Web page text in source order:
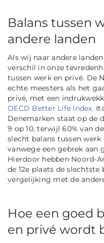
Balans tussen
andere landen
Als wij naar andere
verschil in onze
tussen werk en privé. De
echte meesters als het
privé, met een
OECD Better Life Index.
Denemarken staat op de
9 op 10, terwijl 60% van
slecht balans tussen
vanwege een gebrek aan
Hierdoor hebben Noord-
de 12e plaats de
vergelijking met de
Hoe een goed
en privé wordt